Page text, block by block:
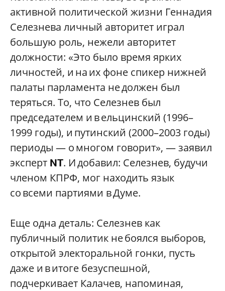
активной политической жизни Геннадия
Селезнева личный авторитет играл
большую роль, нежели авторитет
должности: «Это было время ярких
личностей, и на их фоне спикер нижней
палаты парламента не должен был
теряться. То, что Селезнев был
председателем и в ельцинский (1996–
1999 годы), и путинский (2000–2003 годы)
периоды — о многом говорит», — заявил
эксперт NT. И добавил: Селезнев, будучи
членом КПРФ, мог находить язык
со всеми партиями в Думе.
Еще одна деталь: Селезнев как
публичный политик не боялся выборов,
открытой электоральной гонки, пусть
даже и в итоге безуспешной,
подчеркивает Калачев, напоминая,